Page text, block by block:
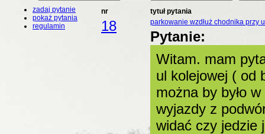
zadaj pytanie
pokaż pytania
regulamin
nr tytuł pytania
18 parkowanie wzdłuż chodnika przy
Pytanie:
Witam. mam
ul kolejowej ( od
można by było
wyjazdy z
widać czy jedzie